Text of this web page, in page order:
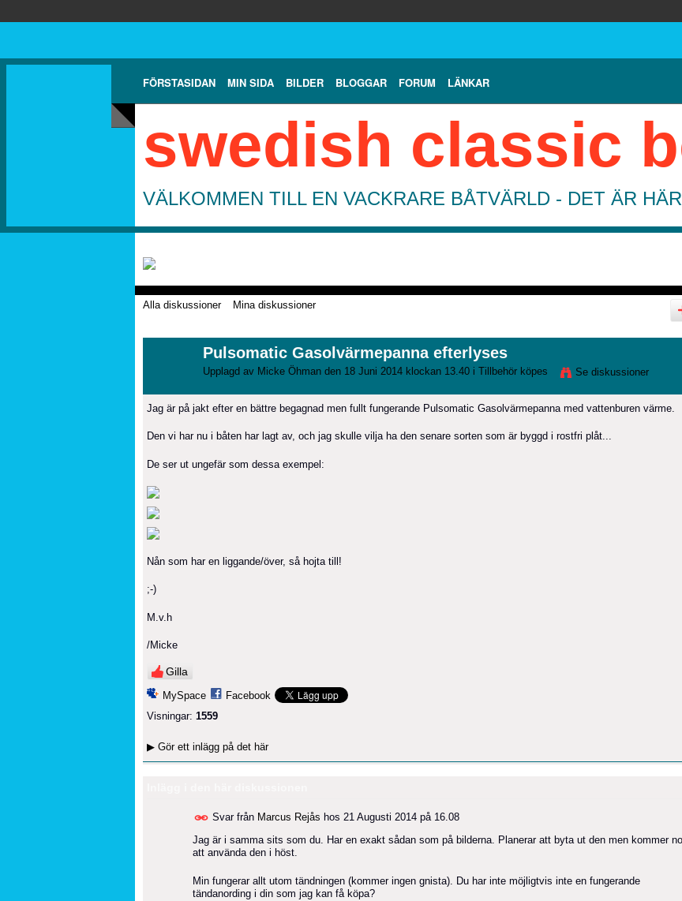
FÖRSTASIDAN MIN SIDA BILDER BLOGGAR FORUM LÄNKAR
swedish classic
VÄLKOMMEN TILL EN VACKRARE BÅTVÄRLD - DET ÄR
Alla diskussioner Mina diskussioner
Pulsomatic Gasolvärmepanna efterlyses
Upplagd av Micke Öhman den 18 Juni 2014 klockan 13.40 i Tillbehör köpes Se diskussioner
Jag är på jakt efter en bättre begagnad men fullt fungerande Pulsomatic Gasolvärmepanna med vattenburen värme.
Den vi har nu i båten har lagt av, och jag skulle vilja ha den senare sorten som är byggd i rostfri plåt...
De ser ut ungefär som dessa exempel:
Nån som har en liggande/över, så hojta till!
;-)
M.v.h
/Micke
Gilla
MySpace
Facebook
Visningar: 1559
▶ Gör ett inlägg på det här
Svar från Marcus Rejås hos 21 Augusti 2014 på 16.08
Jag är i samma sits som du. Har en exakt sådan som på bilderna. Planerar att byta ut den men kommer
att använda den i höst.
Min fungerar allt utom tändningen (kommer ingen gnista). Du har inte möjligtvis inte en fungerande
tändanording i din som jag kan få köpa?